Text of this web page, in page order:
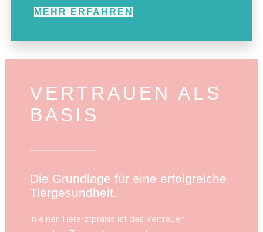
MEHR ERFAHREN
VERTRAUEN ALS
BASIS
Die Grundlage für eine erfolgreiche
Tiergesundheit.
In einer Tierarztpraxis ist das Vertrauen